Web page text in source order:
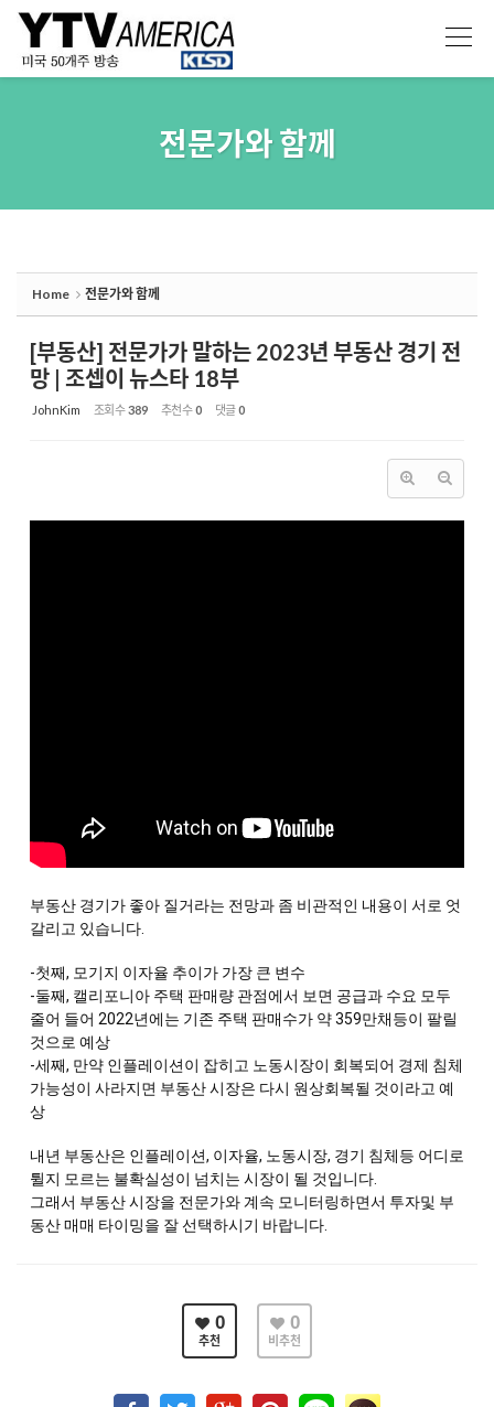
전문가와 함께
Home 전문가와 함께
[부동산] 전문가가 말하는 2023년 부동산 경기 전
망 | 조셉이 뉴스타 18부
JohnKim 조회 수389 추천 수0 댓글0
부동산 경기가 좋아 질거라는 전망과 좀 비관적인 내용이 서로 엇
갈리고 있습니다.
-첫째, 모기지 이자율 추이가 가장 큰 변수
-둘째, 캘리포니아 주택 판매량 관점에서 보면 공급과 수요 모두
줄어 들어 2022년에는 기존 주택 판매수가 약 359만채등이 팔릴
것으로 예상
-세째, 만약 인플레이션이 잡히고 노동시장이 회복되어 경제 침체
가능성이 사라지면 부동산 시장은 다시 원상회복될 것이라고 예
상
내년 부동산은 인플레이션, 이자율, 노동시장, 경기 침체등 어디로
튈지 모르는 불확실성이 넘치는 시장이 될 것입니다.
그래서 부동산 시장을 전문가와 계속 모니터링하면서 투자및 부
동산 매매 타이밍을 잘 선택하시기 바랍니다.
0
추천
0
비추천